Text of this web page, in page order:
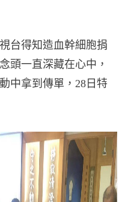
台得知造血幹細胞捐
頭一直深藏在心中，
中拿到傳單，28日特